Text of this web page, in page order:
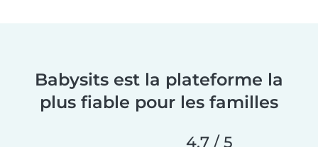
Babysits est la plateforme la
plus fiable pour les familles
4,7 / 5